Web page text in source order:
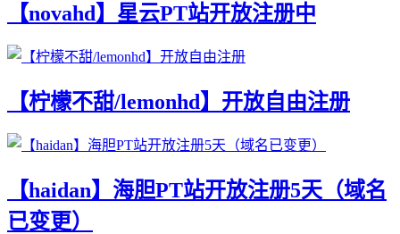
【novahd】星云PT站开放注册中
【柠檬不甜/lemonhd】开放自由注册
【haidan】海胆PT站开放注册5天（域名
已变更）